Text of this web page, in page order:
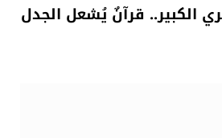
الكبير.. قرآنٌ يُشعل الجدل